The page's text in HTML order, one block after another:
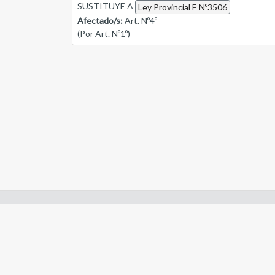
SUSTITUYE A Ley Provincial E Nº3506
Afectado/s:Art. Nº4º
(Por Art. Nº1º)